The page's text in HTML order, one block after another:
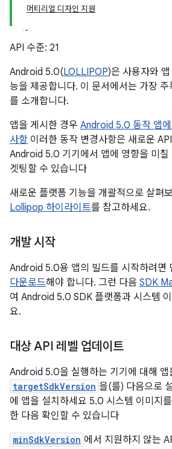
머티리얼 디자인 지원
API 수준: 21
Android 5.0(LOLLIPOP)은 사용자와
능을 제공합니다. 이 문서에서는 가장
를 소개합니다.
앱을 게시한 경우 Android 5.0 동작 앱
사항 이러한 동작 변경사항은 새로운
Android 5.0 기기에서 앱에 영향을 미칠
겟팅할 수 있습니다
새로운 플랫폼 기능을 개괄적으로 살펴
Lollipop 하이라이트를 참고하세요.
개발 시작
Android 5.0용 앱의 빌드를 시작하려면
다운로드해야 합니다. 그런 다음 SDK
여 Android 5.0 SDK 플랫폼과 시스템
요.
대상 API 레벨 업데이트
Android 5.0을 실행하는 기기에 대해 앱
targetSdkVersion 을(를) 다음으로
에 앱을 설치하세요 5.0 시스템 이미지
한 다음 확인할 수 있습니다
minSdkVersion 에서 지원하지 않는